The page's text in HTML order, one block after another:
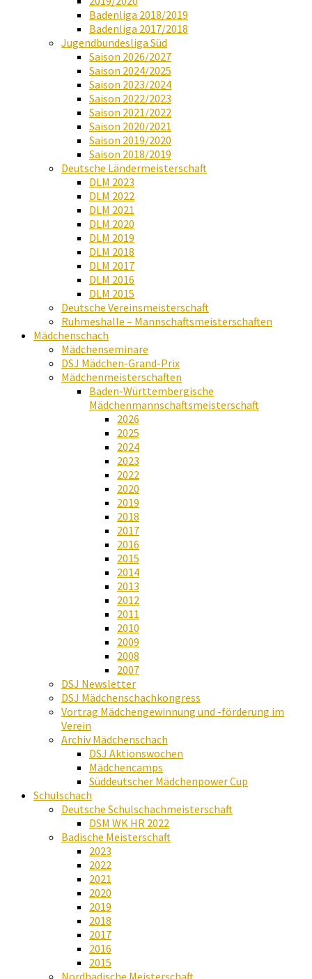
Badenliga 2018/2019
Badenliga 2017/2018
Jugendbundesliga Süd
Saison 2026/2027
Saison 2024/2025
Saison 2023/2024
Saison 2022/2023
Saison 2021/2022
Saison 2020/2021
Saison 2019/2020
Saison 2018/2019
Deutsche Ländermeisterschaft
DLM 2023
DLM 2022
DLM 2021
DLM 2020
DLM 2019
DLM 2018
DLM 2017
DLM 2016
DLM 2015
Deutsche Vereinsmeisterschaft
Ruhmeshalle – Mannschaftsmeisterschaften
Mädchenschach
Mädchenseminare
DSJ Mädchen-Grand-Prix
Mädchenmeisterschaften
Baden-Württembergische
Mädchenmannschaftsmeisterschaft
2026
2025
2024
2023
2022
2020
2019
2018
2017
2016
2015
2014
2013
2012
2011
2010
2009
2008
2007
DSJ Newsletter
DSJ Mädchenschachkongress
Vortrag Mädchengewinnung und -förderung im
Verein
Archiv Mädchenschach
DSJ Aktionswochen
Mädchencamps
Süddeutscher Mädchenpower Cup
Schulschach
Deutsche Schulschachmeisterschaft
DSM WK HR 2022
Badische Meisterschaft
2023
2022
2021
2020
2019
2018
2017
2016
2015
Nordbadische Meisterschaft